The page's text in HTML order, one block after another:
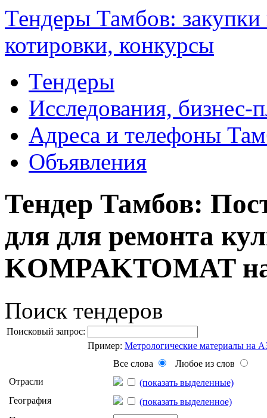
Тендеры Тамбов:
котировки, конкурсы
Тендеры
Исследования, бизнес-
Адреса и телефоны
Объявления
Тендер Тамбов:
для для ремонта
KOMPAKTOMAT
Поиск тендеров
Поисковый запрос:
Пример: Метрологические материалы на
Все слова
Любое из слов
Отрасли
(показать выделенные)
География
(показать выделенное)